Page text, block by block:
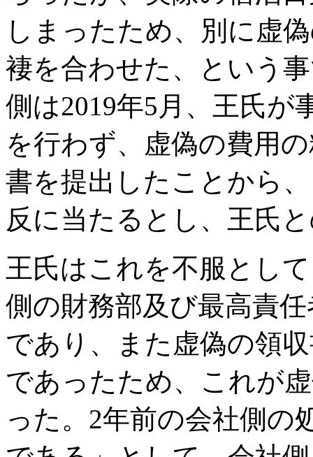
しまったため、別に虚
褄を合わせた、という
側は2019年5月、王氏が
を行わず、虚偽の費用
書を提出したことから
反に当たるとし、王氏
王氏はこれを不服とし
側の財務部及び最高責
であり、また虚偽の領
であったため、これが
った。2年前の会社側の